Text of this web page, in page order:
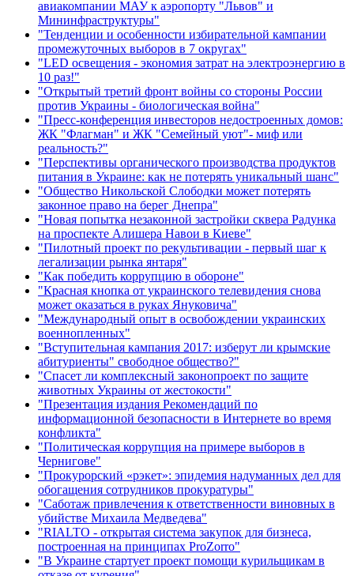
авиакомпании МАУ к аэропорту "Львов" и
Мининфраструктуры"
"Тенденции и особенности избирательной кампании
промежуточных выборов в 7 округах"
"LED освещения - экономия затрат на электроэнергию в
10 раз!"
"Открытый третий фронт войны со стороны России
против Украины - биологическая война"
"Пресс-конференция инвесторов недостроенных домов:
ЖК "Флагман" и ЖК "Семейный уют"- миф или
реальность?"
"Перспективы органического производства продуктов
питания в Украине: как не потерять уникальный шанс"
"Общество Никольской Слободки может потерять
законное право на берег Днепра"
"Новая попытка незаконной застройки сквера Радунка
на проспекте Алишера Навои в Киеве"
"Пилотный проект по рекультивации - первый шаг к
легализации рынка янтаря"
"Как победить коррупцию в обороне"
"Красная кнопка от украинского телевидения снова
может оказаться в руках Януковича"
"Международный опыт в освобождении украинских
военнопленных"
"Вступительная кампания 2017: изберут ли крымские
абитуриенты" свободное общество?"
"Спасет ли комплексный законопроект по защите
животных Украины от жестокости"
"Презентация издания Рекомендаций по
информационной безопасности в Интернете во время
конфликта"
"Политическая коррупция на примере выборов в
Чернигове"
"Прокурорский «рэкет»: эпидемия надуманных дел для
обогащения сотрудников прокуратуры"
"Саботаж привлечения к ответственности виновных в
убийстве Михаила Медведева"
"RIALTO - открытая система закупок для бизнеса,
построенная на принципах ProZorro"
"В Украине стартует проект помощи курильщикам в